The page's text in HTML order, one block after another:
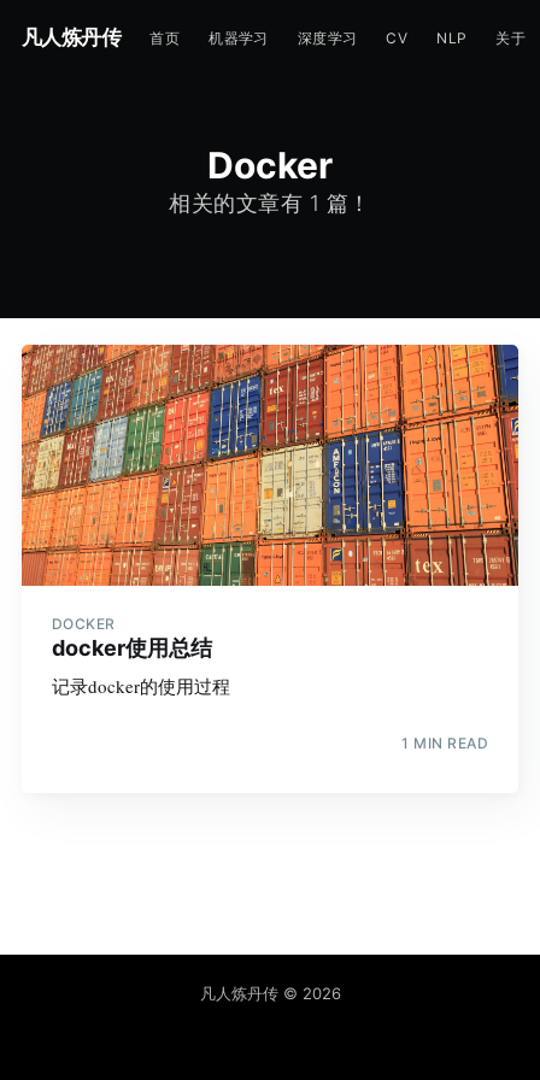
凡人炼丹传 首页 机器学习 深度学习 CV NLP 关于
Docker
相关的文章有 1 篇！
DOCKER
docker使用总结
记录docker的使用过程
1 MIN READ
凡人炼丹传© 2026